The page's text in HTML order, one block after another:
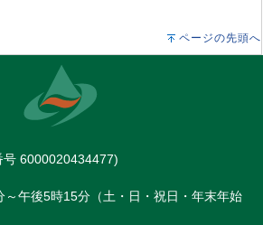
ページの先頭へ
6000020434477)
～午後5時15分（土・日・祝日・年末年始